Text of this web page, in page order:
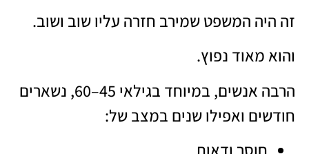
זה היה המשפט שמירב חזרה עליו שוב ושוב.
והוא מאוד נפוץ.
הרבה אנשים, במיוחד בגילאי 45–60, נשארים
חודשים ואפילו שנים במצב של: